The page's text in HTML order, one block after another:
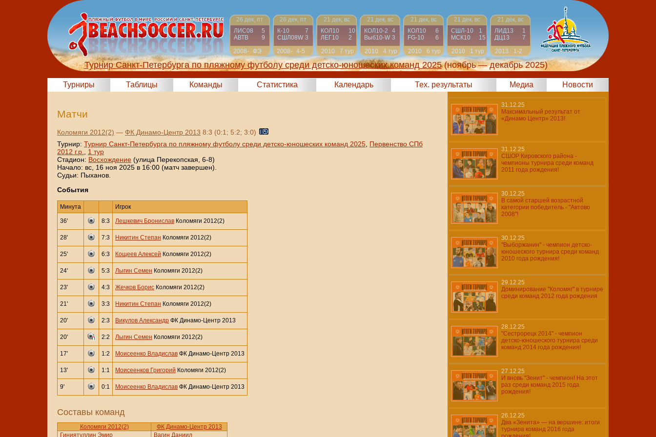
26 дек, пт
ЛИС08
5
АВТВ
9
2008-
2009
ФЭ
26 дек, пт
К-10
7
СШЛ08W 3
2008-
2009
4-5
21 дек, вс
КОЛ10
10
ЛЕГ10
2
2010
7 тур
21 дек, вс
КОЛ10-2
4
Выб10-W 3
2010
4 тур
21 дек, вс
КОЛ10
6
FG-10
6
2010
6 тур
21 дек, вс
СШЛ-10
1
МСК10
15
2010
1 тур
21 дек, вс
ЛИД13
1
ДЦ13
7
2013
1-2
Турнир Санкт-Петербурга по пляжному футболу среди детско-юношеских команд 2025 (ноябрь — декабрь 2025)
Турниры Таблицы Команды Статистика Календарь Тех. результаты Медиа Новости
Матчи
Коломяги 2012(2) — ФК Динамо-Центр 2013 8:3 (0:1; 5:2; 3:0)
Турнир: Турнир Санкт-Петербурга по пляжному футболу среди детско-юношеских команд 2025 Первенство СПб
2012 г.р.
1 тур
Стадион: Восхождение (улица Перекопская, 6-8)
Начало: вс, 16 ноя 2025 в 16:00 (матч завершен).
Судьи: Пыханов.
События
Минута Игрок
36' 8:3 Лешкевич Бронислав Коломяги 2012(2)
28' 7:3 Никитин Степан Коломяги 2012(2)
25' 6:3 Кощеев Алексей Коломяги 2012(2)
24' 5:3 Лыгин Семен Коломяги 2012(2)
23' 4:3 Жечков Борис Коломяги 2012(2)
21' 3:3 Никитин Степан Коломяги 2012(2)
20' 2:3 Викулов Александр ФК Динамо-Центр 2013
20' 2:2 Лыгин Семен Коломяги 2012(2)
17' 1:2 Моисеенко Владислав ФК Динамо-Центр 2013
13' 1:1 Моисеенков Григорий Коломяги 2012(2)
9' 0:1 Моисеенко Владислав ФК Динамо-Центр 2013
Составы команд
Коломяги 2012(2)
ФК Динамо-Центр 2013
Гиниятуллин Эмир
Вагин Даниил
31.12.25
Максимальный результат от
«Динамо Центр» 2013!
31.12.25
СШОР Кировского района -
чемпионы турнира среди команд
2011 года рождения!
30.12.25
В самой старшей возрастной
категории победитель - "Автово
2008"!
30.12.25
"Выборжанин" - чемпион детско-
юношеского турнира среди команд
2010 года рождения!
29.12.25
Доминирование "Коломяг" в турнире
среди команд 2012 года рождения
28.12.25
"Сестрорецк 2014" - чемпион
детско-юношеского турнира среди
команд 2014 года рождения!
27.12.25
И вновь "Зенит" - чемпион! На этот
раз среди команд 2015 года
рождения!
26.12.25
Два «Зенита» — на вершине: итоги
турнира команд 2016 года